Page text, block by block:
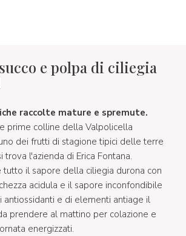
e polpa di ciliegia
raccolte mature e spremute.
prime colline della Valpolicella
dei frutti di stagione tipici delle terre
l'azienda di Erica Fontana.
il sapore della ciliegia durona con
acidula e il sapore inconfondibile
antiossidanti e di elementi antiage il
prendere al mattino per colazione e
energizzati.